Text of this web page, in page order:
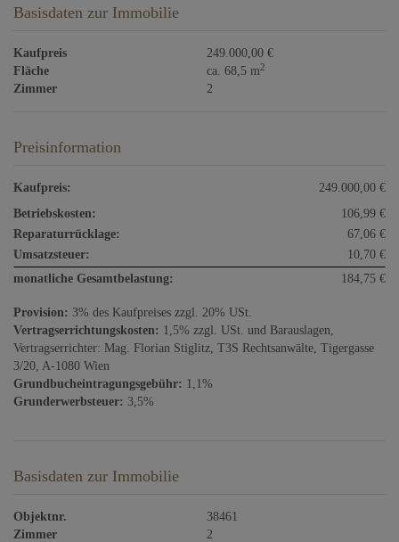
Basisdaten zur Immobilie
Kaufpreis
249.000,00 €
Fläche
ca. 68,5 m2
Zimmer 2
Preisinformation
Kaufpreis:
249.000,00 €
Betriebskosten:
106,99 €
Reparaturrücklage:
67,06 €
Umsatzsteuer:
10,70 €
monatliche Gesamtbelastung:
184,75 €
Provision: 3% des Kaufpreises zzgl. 20% USt.
Vertragserrichtungskosten: 1,5% zzgl. USt. und Barauslagen,
Vertragserrichter: Mag. Florian Stiglitz, T3S Rechtsanwälte, Tigergasse
3/20, A-1080 Wien
Grundbucheintragungsgebühr: 1,1%
Grunderwerbsteuer: 3,5%
Basisdaten zur Immobilie
Objektnr.
38461
Zimmer
2